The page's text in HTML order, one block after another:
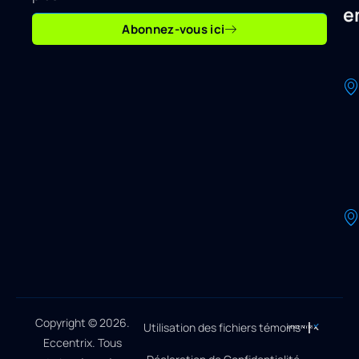
Abonnez-vous ici
Copyright © 2026.
Eccentrix. Tous
Utilisation des fichiers témoins